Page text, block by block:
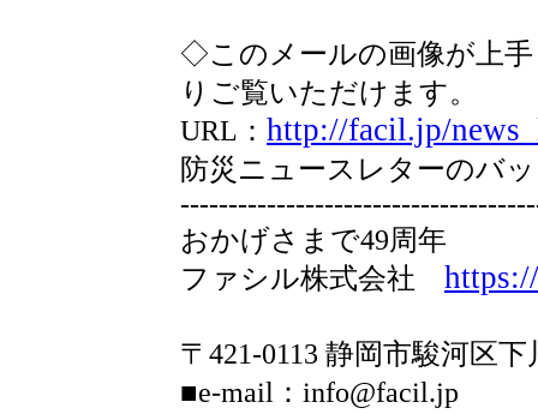
◇このメールの画像が上
りご覧いただけます。
URL： http://facil.jp/
防災ニュースレターのバ
おかげさまで49周年
ファシル株式会社
〒421-0113 静岡市駿河区下
■e-mail：info@facil.jp